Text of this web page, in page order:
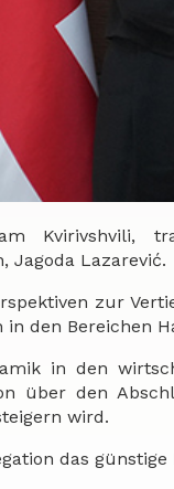
Jagoda Lazarević.
zur
den Bereichen
in den
über den
wird.
das